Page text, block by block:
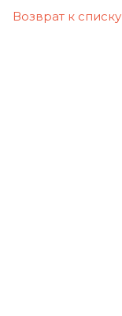
Возврат к списку